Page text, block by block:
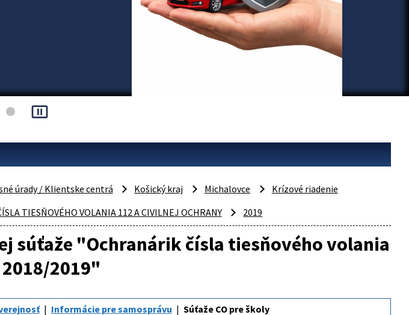
pause_presentation
úrady / Klientske centrá Košický kraj Michalovce
Krízové riadenie
TIESŇOVÉHO VOLANIA 112 A CIVILNEJ OCHRANY 2019
súťaže "Ochranárik čísla tiesňového volania
2019"
Informácie pre samosprávu Súťaže CO pre školy